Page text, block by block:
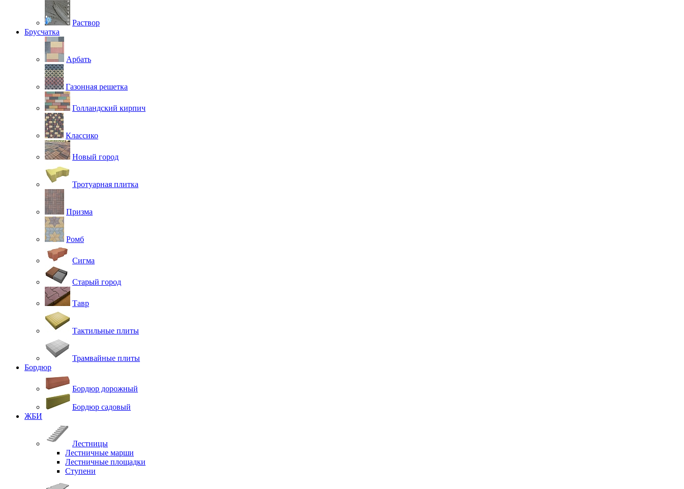
Раствор
Брусчатка
Арбать
Газонная решетка
Голландский кирпич
Классико
Новый город
Тротуарная плитка
Призма
Ромб
Сигма
Старый город
Тавр
Тактильные плиты
Трамвайные плиты
Бордюр
Бордюр дорожный
Бордюр садовый
ЖБИ
Лестницы
Лестничные марши
Лестничные площадки
Ступени